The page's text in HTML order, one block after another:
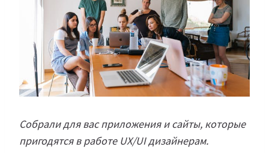
Собрали для вас приложения и сайты, которые
пригодятся в работе UX/UI дизайнерам.